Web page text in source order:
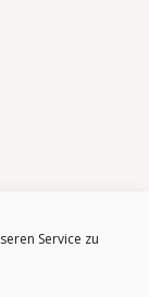
Service zu